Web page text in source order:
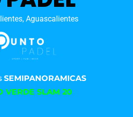
Aguascalientes
SEMIPANORAMICAS
VERDE SLAM 20